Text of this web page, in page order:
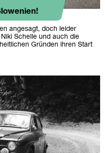
angesagt, doch leider
Schelle und auch die
Gründen ihren Start